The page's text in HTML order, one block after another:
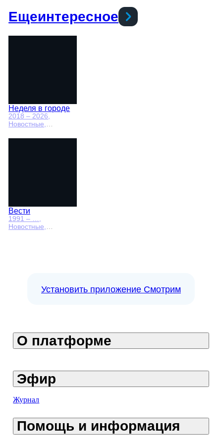
Ещеинтересное
Неделя в городе
2018 – 2026
Новостные,
политические,
Вести
1991 – … ,
Новостные,
Установить приложение Смотрим
О платформе
Эфир
Журнал
Помощь и информация